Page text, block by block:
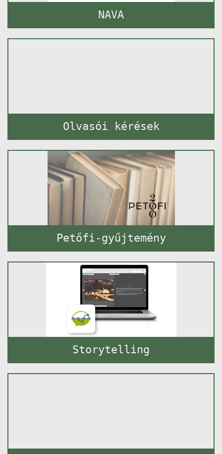
NAVA
Olvasói kérések
Petőfi-gyűjtemény
Storytelling